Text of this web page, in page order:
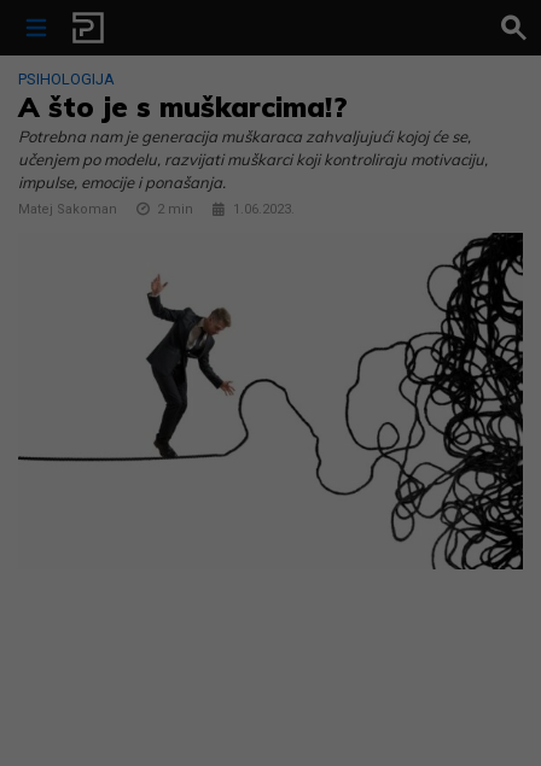
Skip to content
PSIHOLOGIJA
A što je s muškarcima!?
Potrebna nam je generacija muškaraca zahvaljujući kojoj će se,
učenjem po modelu, razvijati muškarci koji kontroliraju motivaciju,
impulse, emocije i ponašanja.
Matej Sakoman 2 min 1.06.2023.